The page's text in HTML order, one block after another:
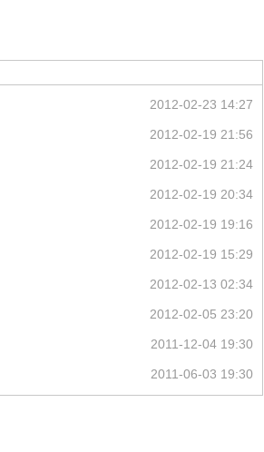
2012-02-23 14:27
2012-02-19 21:56
2012-02-19 21:24
2012-02-19 20:34
2012-02-19 19:16
2012-02-19 15:29
2012-02-13 02:34
2012-02-05 23:20
2011-12-04 19:30
2011-06-03 19:30